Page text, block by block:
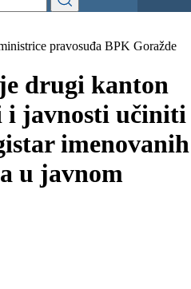
pravosuđa BPK Goražde
drugi kanton
i javnosti učiniti
imenovanih
u javnom